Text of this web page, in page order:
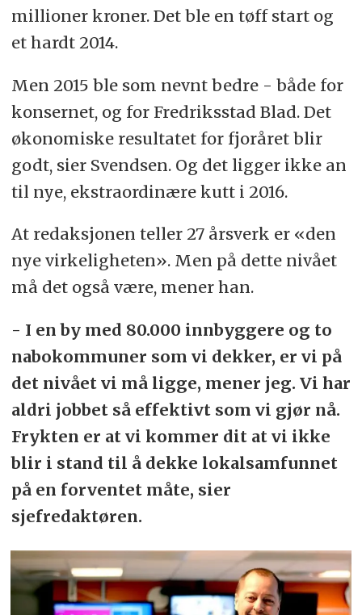
millioner kroner. Det ble en tøff start og
et hardt 2014.
Men 2015 ble som nevnt bedre - både for
konsernet, og for Fredriksstad Blad. Det
økonomiske resultatet for fjoråret blir
godt, sier Svendsen. Og det ligger ikke an
til nye, ekstraordinære kutt i 2016.
At redaksjonen teller 27 årsverk er «den
nye virkeligheten». Men på dette nivået
må det også være, mener han.
- I en by med 80.000 innbyggere og to
nabokommuner som vi dekker, er vi på
det nivået vi må ligge, mener jeg. Vi har
aldri jobbet så effektivt som vi gjør nå.
Frykten er at vi kommer dit at vi ikke
blir i stand til å dekke lokalsamfunnet
på en forventet måte, sier
sjefredaktøren.